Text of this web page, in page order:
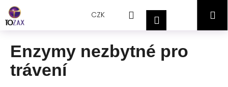
Přejít
obsah
CZK HledatPřihlášeníNákupní
košík
Enzymy nezbytné pro
trávení
o
C
o